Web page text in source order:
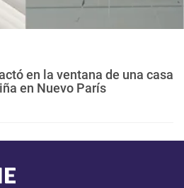
en la ventana de una casa
en Nuevo París